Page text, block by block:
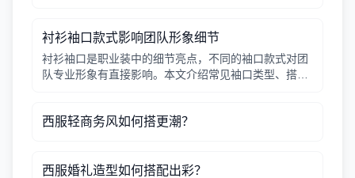
衬衫袖口款式影响团队形象细节
衬衫袖口是职业装中的细节亮点，不同的袖口款式对团
队专业形象有直接影响。本文介绍常见袖口类型、搭配
西服轻商务风如何搭更潮？
西服婚礼造型如何搭配出彩？